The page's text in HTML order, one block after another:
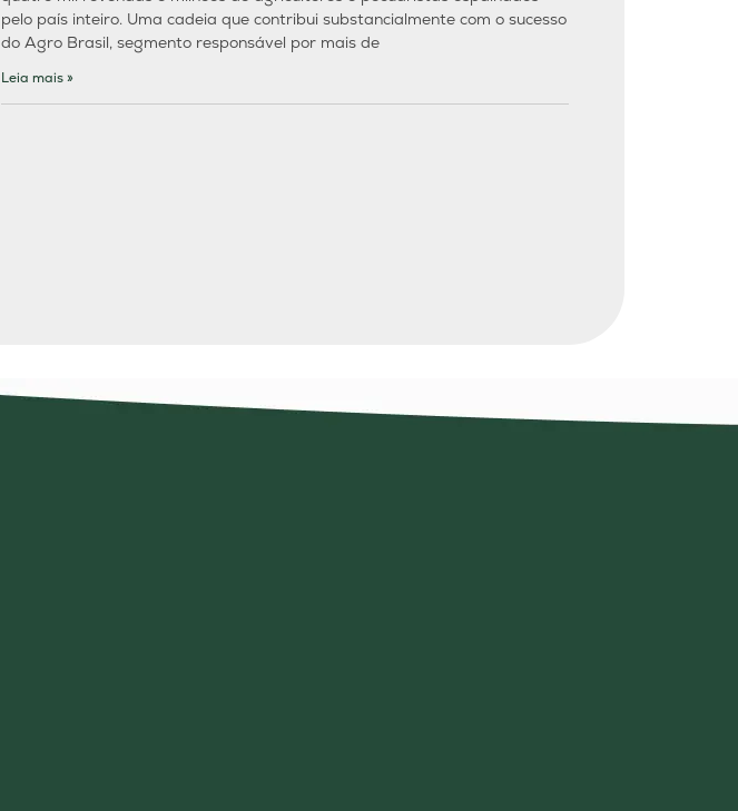
pelo país inteiro. Uma cadeia que contribui substancialmente com o sucesso
do Agro Brasil, segmento responsável por mais de
Leia mais »